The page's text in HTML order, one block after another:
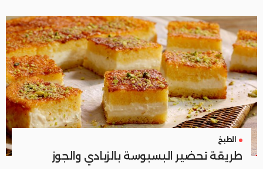
الطبخ
طريقة تحضير البسبوسة بالزبادي والجوز